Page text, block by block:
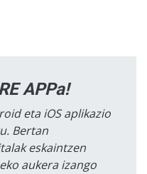
APPa!
eta iOS aplikazio
Bertan
eskaintzen
aukera izango